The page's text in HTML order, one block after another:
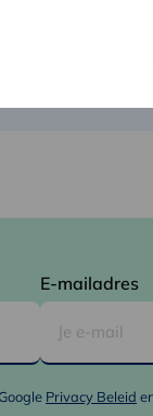
mensen
grote
E-mailadres
Privacy Beleid